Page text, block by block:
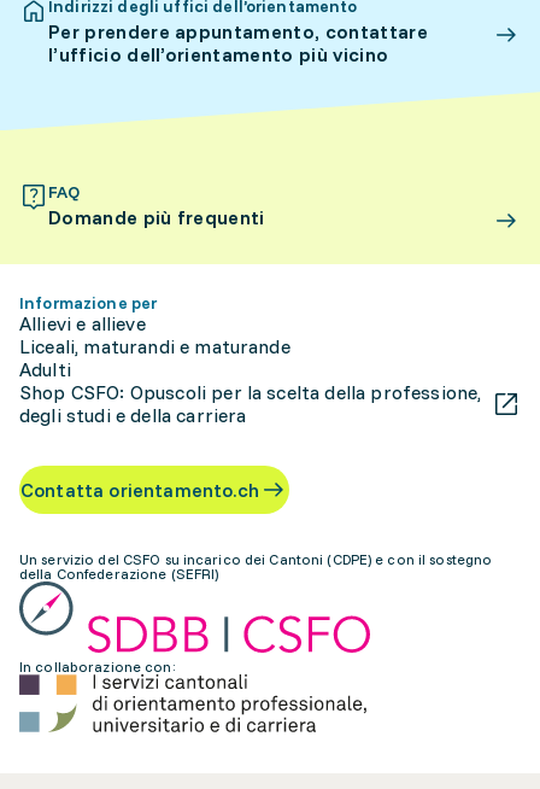
Indirizzi degli uffici dell’orientamento
Per prendere appuntamento, contattare
l’ufficio dell’orientamento più vicino
FAQ
Domande più frequenti
Informazione per
Allievi e allieve
Liceali, maturandi e maturande
Adulti
Shop CSFO: Opuscoli per la scelta della professione,
degli studi e della carriera
Contatta orientamento.ch
Un servizio del CSFO su incarico dei Cantoni (CDPE) e con il sostegno
della Confederazione (SEFRI)
In collaborazione con: